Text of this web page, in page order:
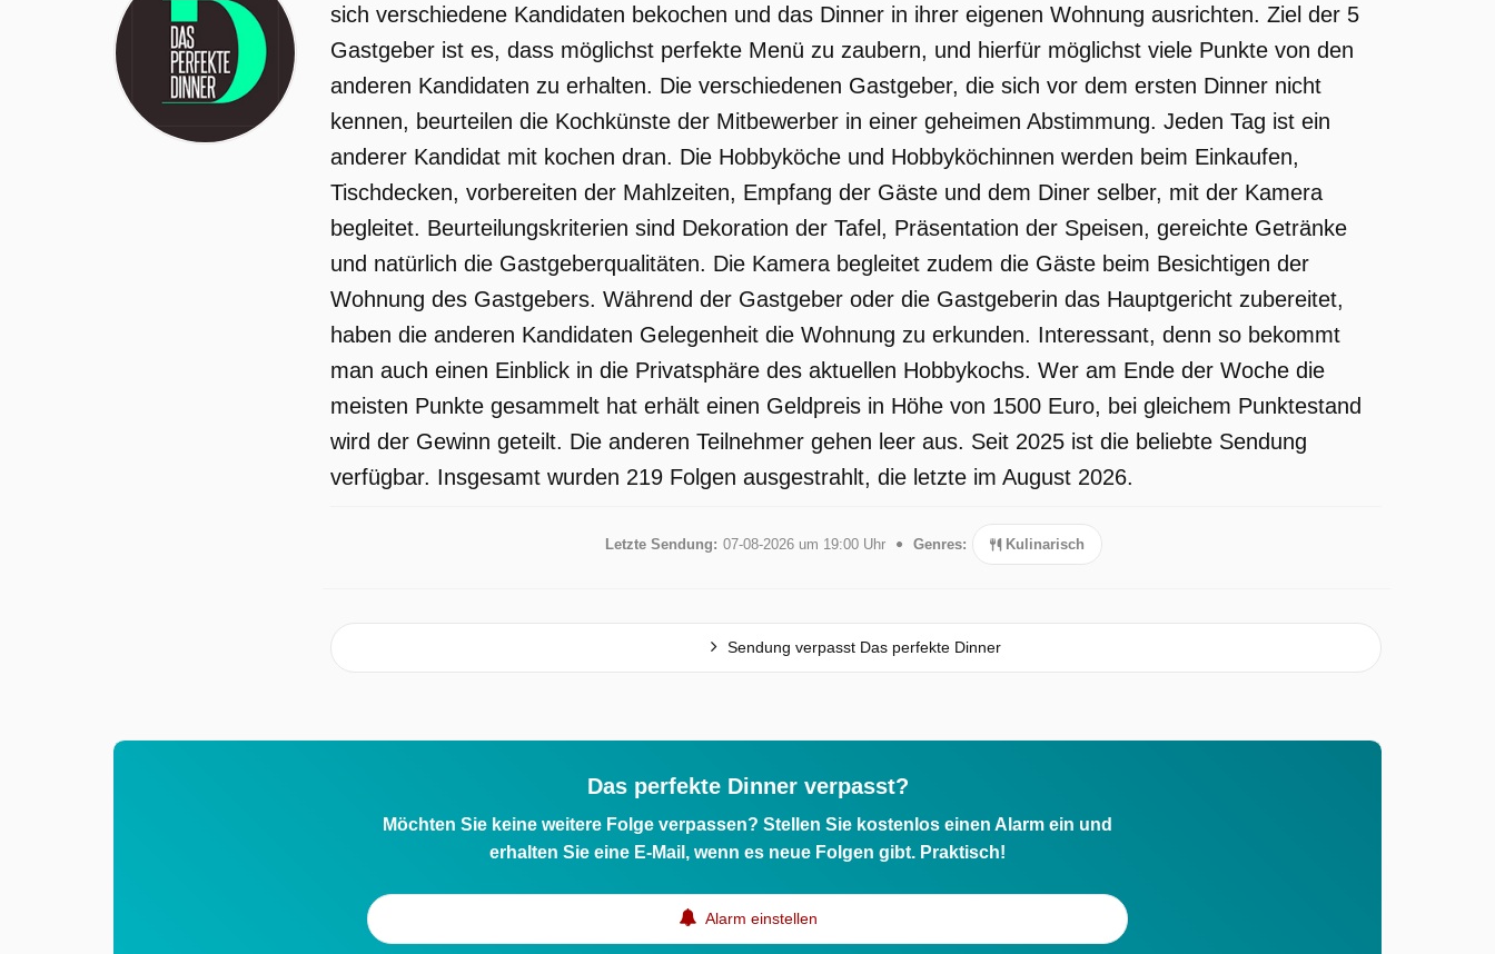
sich verschiedene Kandidaten bekochen und das Dinner in ihrer eigenen Wohnung ausrichten. Ziel der 5
Gastgeber ist es, dass möglichst perfekte Menü zu zaubern, und hierfür möglichst viele Punkte von den
anderen Kandidaten zu erhalten. Die verschiedenen Gastgeber, die sich vor dem ersten Dinner nicht
kennen, beurteilen die Kochkünste der Mitbewerber in einer geheimen Abstimmung. Jeden Tag ist ein
anderer Kandidat mit kochen dran. Die Hobbyköche und Hobbyköchinnen werden beim Einkaufen,
Tischdecken, vorbereiten der Mahlzeiten, Empfang der Gäste und dem Diner selber, mit der Kamera
begleitet. Beurteilungskriterien sind Dekoration der Tafel, Präsentation der Speisen, gereichte Getränke
und natürlich die Gastgeberqualitäten. Die Kamera begleitet zudem die Gäste beim Besichtigen der
Wohnung des Gastgebers. Während der Gastgeber oder die Gastgeberin das Hauptgericht zubereitet,
haben die anderen Kandidaten Gelegenheit die Wohnung zu erkunden. Interessant, denn so bekommt
man auch einen Einblick in die Privatsphäre des aktuellen Hobbykochs. Wer am Ende der Woche die
meisten Punkte gesammelt hat erhält einen Geldpreis in Höhe von 1500 Euro, bei gleichem Punktestand
wird der Gewinn geteilt. Die anderen Teilnehmer gehen leer aus. Seit 2025 ist die beliebte Sendung
verfügbar. Insgesamt wurden 219 Folgen ausgestrahlt, die letzte im August 2026.
Letzte Sendung: 07-08-2026 um 19:00 Uhr Genres: Kulinarisch
Sendung verpasst Das perfekte Dinner
Das perfekte Dinner verpasst?
Möchten Sie keine weitere Folge verpassen? Stellen Sie kostenlos einen Alarm ein und
erhalten Sie eine E-Mail, wenn es neue Folgen gibt. Praktisch!
Alarm einstellen